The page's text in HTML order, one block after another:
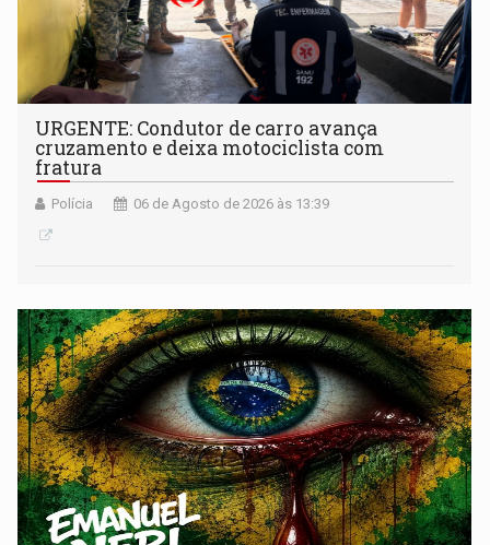
URGENTE: Condutor de carro avança
cruzamento e deixa motociclista com
fratura
Polícia 06 de Agosto de 2026 às 13:39